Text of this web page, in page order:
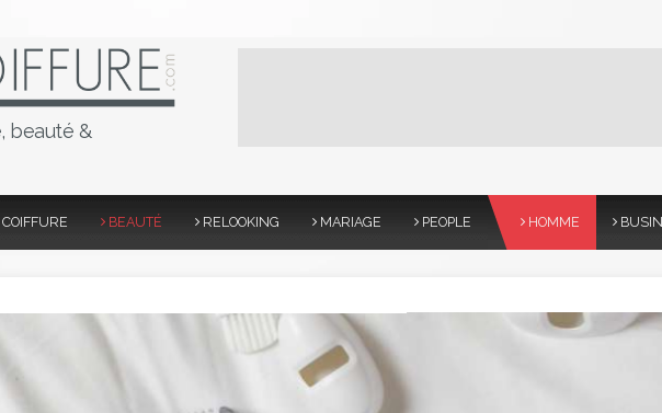
beauté &
COIFFURE BEAUTÉ RELOOKING MARIAGE PEOPLE HOMME